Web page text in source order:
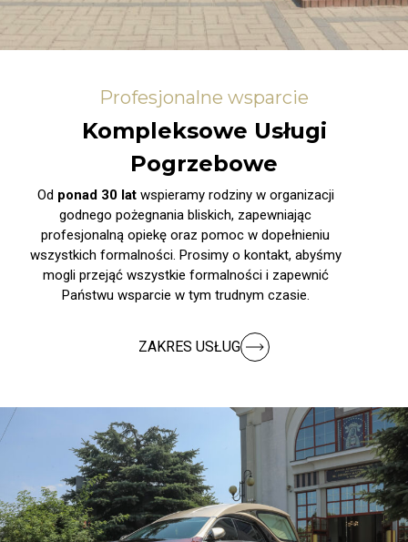
Profesjonalne wsparcie
Kompleksowe Usługi
Pogrzebowe
Od ponad 30 latwspieramy rodziny w organizacji
godnego pożegnania bliskich, zapewniając
profesjonalną opiekę oraz pomoc w dopełnieniu
wszystkich formalności. Prosimy o kontakt, abyśmy
mogli przejąć wszystkie formalności i zapewnić
Państwu wsparcie w tym trudnym czasie.
ZAKRES USŁUG